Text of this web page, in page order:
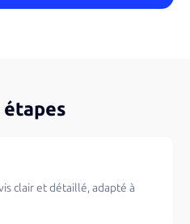
clair et détaillé, adapté à